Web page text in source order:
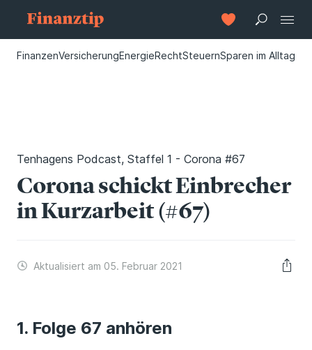
FinanzenVersicherungEnergieRechtSteuernSparen im Alltag
Tenhagens Podcast, Staffel 1 - Corona #67
Corona schickt Einbrecher
in Kurzarbeit (#67)
Aktualisiert am 05. Februar 2021
Folge 67 anhören